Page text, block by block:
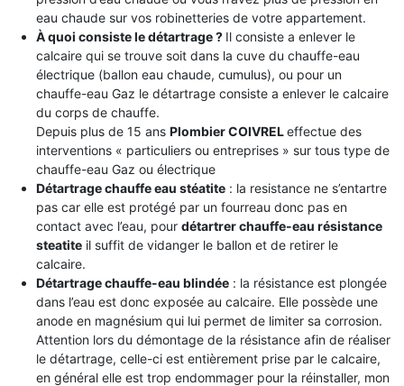
eau chaude sur vos robinetteries de votre appartement.
À quoi consiste le détartrage ? Il consiste a enlever le
calcaire qui se trouve soit dans la cuve du chauffe-eau
électrique (ballon eau chaude, cumulus), ou pour un
chauffe-eau Gaz le détartrage consiste a enlever le calcaire
du corps de chauffe.
Depuis plus de 15 ans Plombier COIVRELeffectue des
interventions « particuliers ou entreprises » sur tous type de
chauffe-eau Gaz ou électrique
Détartrage chauffe eau stéatite: la resistance ne s’entartre
pas car elle est protégé par un fourreau donc pas en
contact avec l’eau, pour détartrer chauffe-eau résistance
steatiteil suffit de vidanger le ballon et de retirer le
calcaire.
Détartrage chauffe-eau blindée: la résistance est plongée
dans l’eau est donc exposée au calcaire. Elle possède une
anode en magnésium qui lui permet de limiter sa corrosion.
Attention lors du démontage de la résistance afin de réaliser
le détartrage, celle-ci est entièrement prise par le calcaire,
en général elle est trop endommager pour la réinstaller, mon